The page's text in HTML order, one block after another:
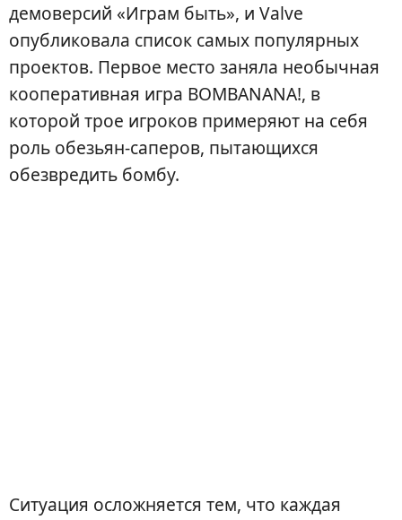
демоверсий «Играм быть», и Valve
опубликовала список самых популярных
проектов. Первое место заняла необычная
кооперативная игра BOMBANANA!, в
которой трое игроков примеряют на себя
роль обезьян-саперов, пытающихся
обезвредить бомбу.
Ситуация осложняется тем, что каждая